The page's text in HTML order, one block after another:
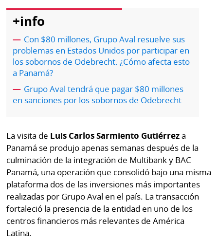
Metro
por
Metro
Tienda
Panamá
Tus
Tiquetes
KM
Corprensa
Diario
Ellas
Club
Prensa
Hoy
por
Hoy
⌾
Sábado
Picante
⌾
⌾
Tal
Cual
⌾
Sabrina
Sin
Censura
+info
Con $80 millones, Grupo Aval resuelve sus
problemas en Estados Unidos por participar en
los sobornos de Odebrecht. ¿Cómo afecta esto
a Panamá?
Grupo Aval tendrá que pagar $80 millones
en sanciones por los sobornos de Odebrecht
La visita de Luis Carlos Sarmiento Gutiérreza
Panamá se produjo apenas semanas después de la
culminación de la integración de Multibank y BAC
Panamá, una operación que consolidó bajo una misma
plataforma dos de las inversiones más importantes
realizadas por Grupo Aval en el país. La transacción
fortaleció la presencia de la entidad en uno de los
centros financieros más relevantes de América
Latina.